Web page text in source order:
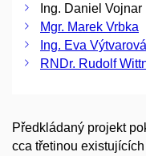
Ing. Daniel Vojnar
Mgr. Marek Vrbka
Ing. Eva
RNDr. Rudolf
Předkládaný projekt
cca třetinou